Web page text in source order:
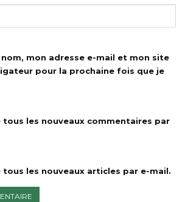
mon adresse e-mail et mon site
pour la prochaine fois que je
tous les nouveaux commentaires par
tous les nouveaux articles par e-mail.